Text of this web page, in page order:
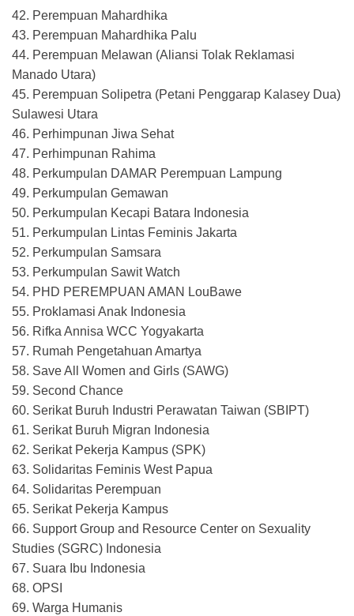
42. Perempuan Mahardhika
43. Perempuan Mahardhika Palu
44. Perempuan Melawan (Aliansi Tolak Reklamasi
Manado Utara)
45. Perempuan Solipetra (Petani Penggarap Kalasey Dua)
Sulawesi Utara
46. Perhimpunan Jiwa Sehat
47. Perhimpunan Rahima
48. Perkumpulan DAMAR Perempuan Lampung
49. Perkumpulan Gemawan
50. Perkumpulan Kecapi Batara Indonesia
51. Perkumpulan Lintas Feminis Jakarta
52. Perkumpulan Samsara
53. Perkumpulan Sawit Watch
54. PHD PEREMPUAN AMAN LouBawe
55. Proklamasi Anak Indonesia
56. Rifka Annisa WCC Yogyakarta
57. Rumah Pengetahuan Amartya
58. Save All Women and Girls (SAWG)
59. Second Chance
60. Serikat Buruh Industri Perawatan Taiwan (SBIPT)
61. Serikat Buruh Migran Indonesia
62. Serikat Pekerja Kampus (SPK)
63. Solidaritas Feminis West Papua
64. Solidaritas Perempuan
65. Serikat Pekerja Kampus
66. Support Group and Resource Center on Sexuality
Studies (SGRC) Indonesia
67. Suara Ibu Indonesia
68. OPSI
69. Warga Humanis